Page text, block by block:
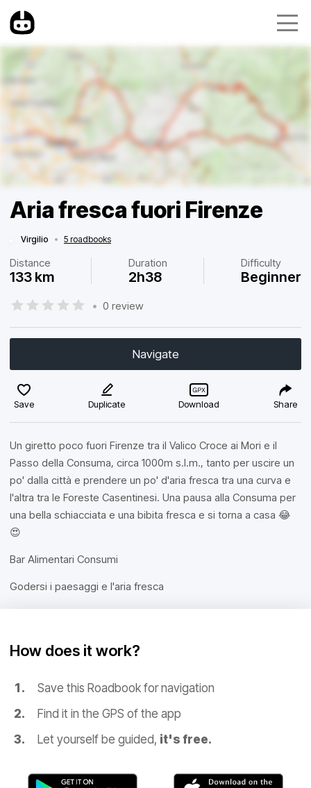
Aria fresca fuori Firenze
Virgilio • 5 roadbooks
Distance
133 km
Duration
2h38
Difficulty
Beginner
• 0 review
Navigate
Save Duplicate Download Share
Un giretto poco fuori Firenze tra il Valico Croce ai Mori e il
Passo della Consuma, circa 1000m s.l.m., tanto per uscire un
po' dalla città e prendere un po' d'aria fresca tra una curva e
l'altra tra le Foreste Casentinesi. Una pausa alla Consuma per
una bella schiacciata e una bibita fresca e si torna a casa 😂
😍
Bar Alimentari Consumi
Godersi i paesaggi e l'aria fresca
How does it work?
Save this Roadbook for navigation
Find it in the GPS of the app
Let yourself be guided, it's free.